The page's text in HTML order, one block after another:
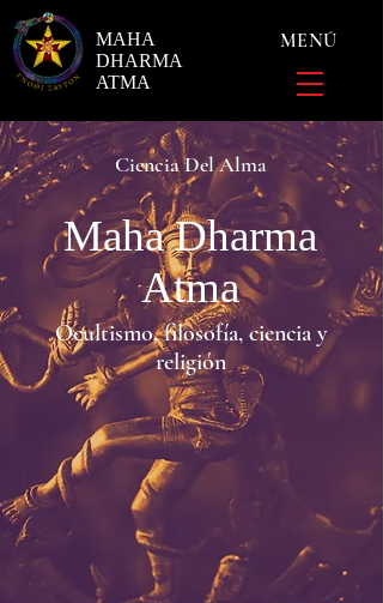
MAHA
DHARMA
ATMA
MENÚ
Ciencia Del Alma
Maha Dharma
Atma
Ocultismo, filosofía, ciencia y
religión